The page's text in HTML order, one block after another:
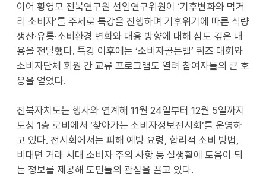
이어 황영모 전북연구원 선임연구위원이 ‘기후변화와 먹거
리 소비자’를 주제로 특강을 진행하며 기후위기에 따른 식량
생산·유통·소비환경 변화와 대응 방향에 대해 심도 깊은 내
용을 전달했다. 특강 이후에는 ‘소비자골든벨’ 퀴즈 대회와
소비자단체 회원 간 교류 프로그램도 열려 참여자들의 큰 호
응을 얻었다.
전북자치도는 행사와 연계해 11월 24일부터 12월 5일까지
도청 1층 로비에서 ‘찾아가는 소비자정보전시회’를 운영하
고 있다. 전시회에서는 피해 예방 요령, 합리적 소비 방법,
비대면 거래 시대 소비자 주의 사항 등 실생활에 도움이 되
는 정보를 제공해 도민들의 관심을 끌고 있다.